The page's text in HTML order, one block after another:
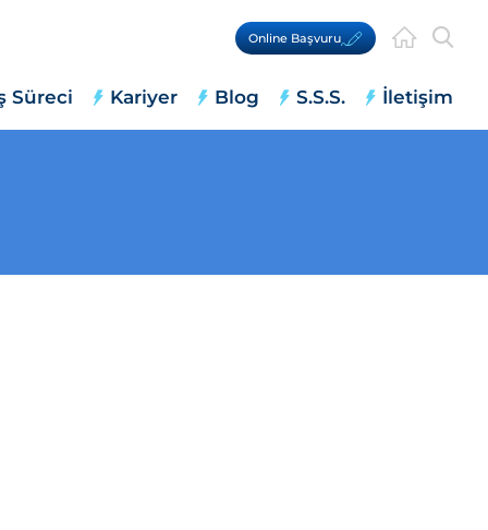
Online Başvuru
Süreci Kariyer Blog S.S.S. İletişim